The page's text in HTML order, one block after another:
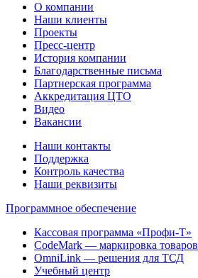
О компании
Наши клиенты
Проекты
Пресс-центр
История компании
Благодарственные письма
Партнерская программа
Аккредитация ЦТО
Видео
Вакансии
Наши контакты
Поддержка
Контроль качества
Наши реквизиты
Программное обеспечение
Кассовая программа «Профи-Т»
CodeMark — маркировка товаров
OmniLink — решения для ТСД
Учебный центр